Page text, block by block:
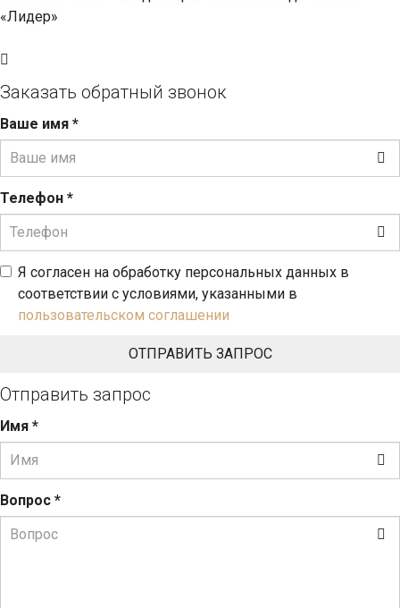
«Лидер»
Заказать обратный звонок
Ваше имя *
Телефон *
Я согласен на обработку персональных данных в
соответствии с условиями, указанными в
пользовательском соглашении
Отправить запрос
Имя *
Вопрос *